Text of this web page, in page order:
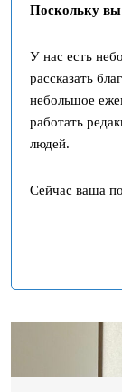
Поскольку вы
У нас есть
рассказать
небольшое
работать
людей.
Сейчас ваша